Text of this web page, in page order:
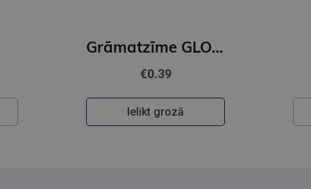
Grāmatzīme GLOBUSS - Papagailis
€0.39
Ielikt grozā